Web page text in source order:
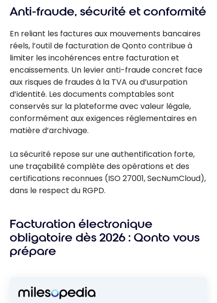
fonctionnemen
avis complet
Anti-fraude, sécurité et conformité
En reliant les factures aux mouvements bancaires
réels, l’outil de facturation de Qonto contribue à
limiter les incohérences entre facturation et
encaissements. Un levier anti-fraude concret face
aux risques de fraudes à la TVA ou d’usurpation
d’identité. Les documents comptables sont
conservés sur la plateforme avec valeur légale,
conformément aux exigences réglementaires en
matière d’archivage.
La sécurité repose sur une authentification forte,
une traçabilité complète des opérations et des
certifications reconnues (ISO 27001, SecNumCloud),
dans le respect du RGPD.
Facturation électronique
obligatoire dès 2026 : Qonto vous
prépare